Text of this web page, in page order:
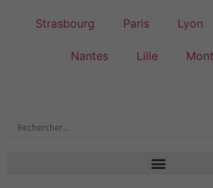
Strasbourg Paris Lyon
Nantes Lille